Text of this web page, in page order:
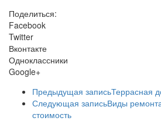
Поделиться:
Facebook
Twitter
Вконтакте
Одноклассники
Google+
Предыдущая записьТеррасная
Следующая записьВиды
стоимость